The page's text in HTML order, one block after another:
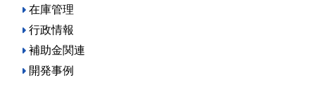
在庫管理
行政情報
補助金関連
開発事例